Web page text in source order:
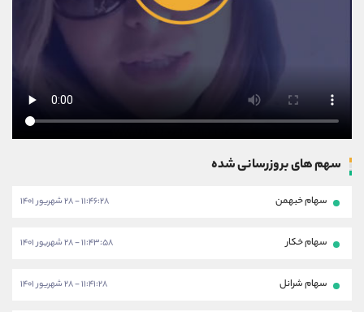
سهم های بروزرسانی شده
سهام خبهمن ۱۱:۴۶:۲۸ - ۲۸ شهریور ۱۴۰۱
سهام خکار ۱۱:۴۳:۵۸ - ۲۸ شهریور ۱۴۰۱
سهام شرانل ۱۱:۴۱:۲۸ - ۲۸ شهریور ۱۴۰۱